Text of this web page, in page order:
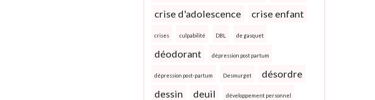
crise d'adolescence
crise enfant
crises culpabilité DBL de gasquet
déodorant dépression post partum
dépression post-partum Desmurget
désordre
dessin
deuil développement personnel